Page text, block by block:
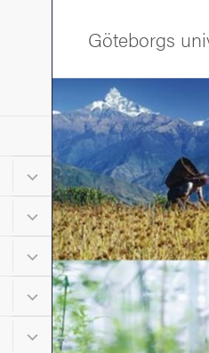
Undermeny för Studera
Undermeny för Forskning
Undermeny för
Undermeny för
Undermeny för Om
Göteborgs
Bild